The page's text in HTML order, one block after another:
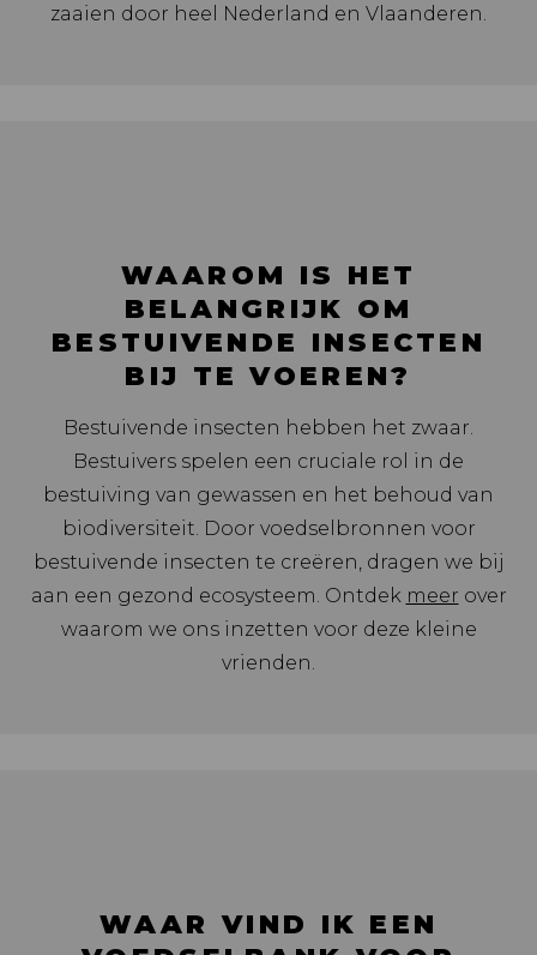
zaaien door heel Nederland en Vlaanderen.
WAAROM IS HET
BELANGRIJK OM
BESTUIVENDE INSECTEN
BIJ TE VOEREN?
Bestuivende insecten hebben het zwaar.
Bestuivers spelen een cruciale rol in de
bestuiving van gewassen en het behoud van
biodiversiteit. Door voedselbronnen voor
bestuivende insecten te creëren, dragen we bij
aan een gezond ecosysteem. Ontdek meer over
waarom we ons inzetten voor deze kleine
vrienden.
WAAR VIND IK EEN